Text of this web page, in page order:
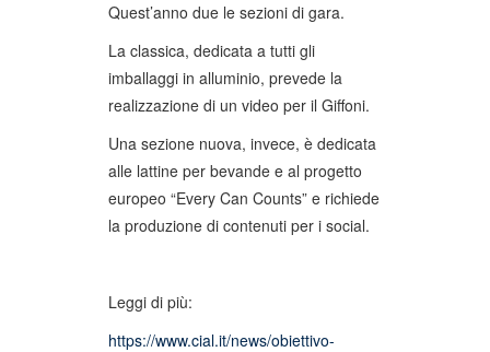
Quest’anno due le sezioni di gara.
La classica, dedicata a tutti gli
imballaggi in alluminio, prevede la
realizzazione di un video per il Giffoni.
Una sezione nuova, invece, è dedicata
alle lattine per bevande e al progetto
europeo “Every Can Counts” e richiede
la produzione di contenuti per i social.
Leggi di più:
https://www.cial.it/news/obiettivo-